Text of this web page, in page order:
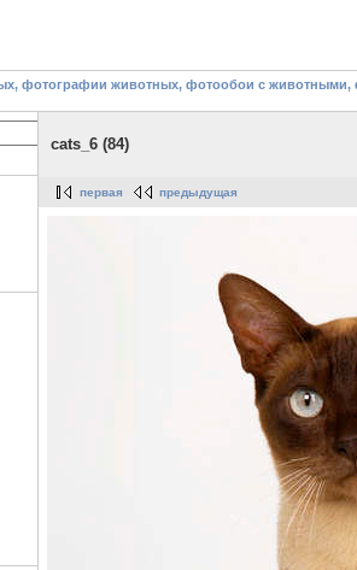
фотографии животных, фотообои с
cats_6 (84)
первая предыдущая